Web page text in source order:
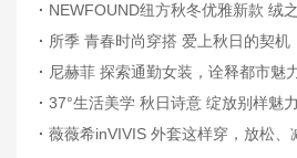
· NEWFOUND纽方秋冬优雅新款 绒
· 所季 青春时尚穿搭 爱上秋日的契机
· 尼赫菲 探索通勤女装，诠释都市魅
· 37°生活美学 秋日诗意 绽放别样魅力
· 薇薇希inVIVIS 外套这样穿，放松、